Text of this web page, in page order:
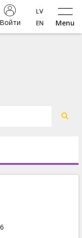
Menu
Войти